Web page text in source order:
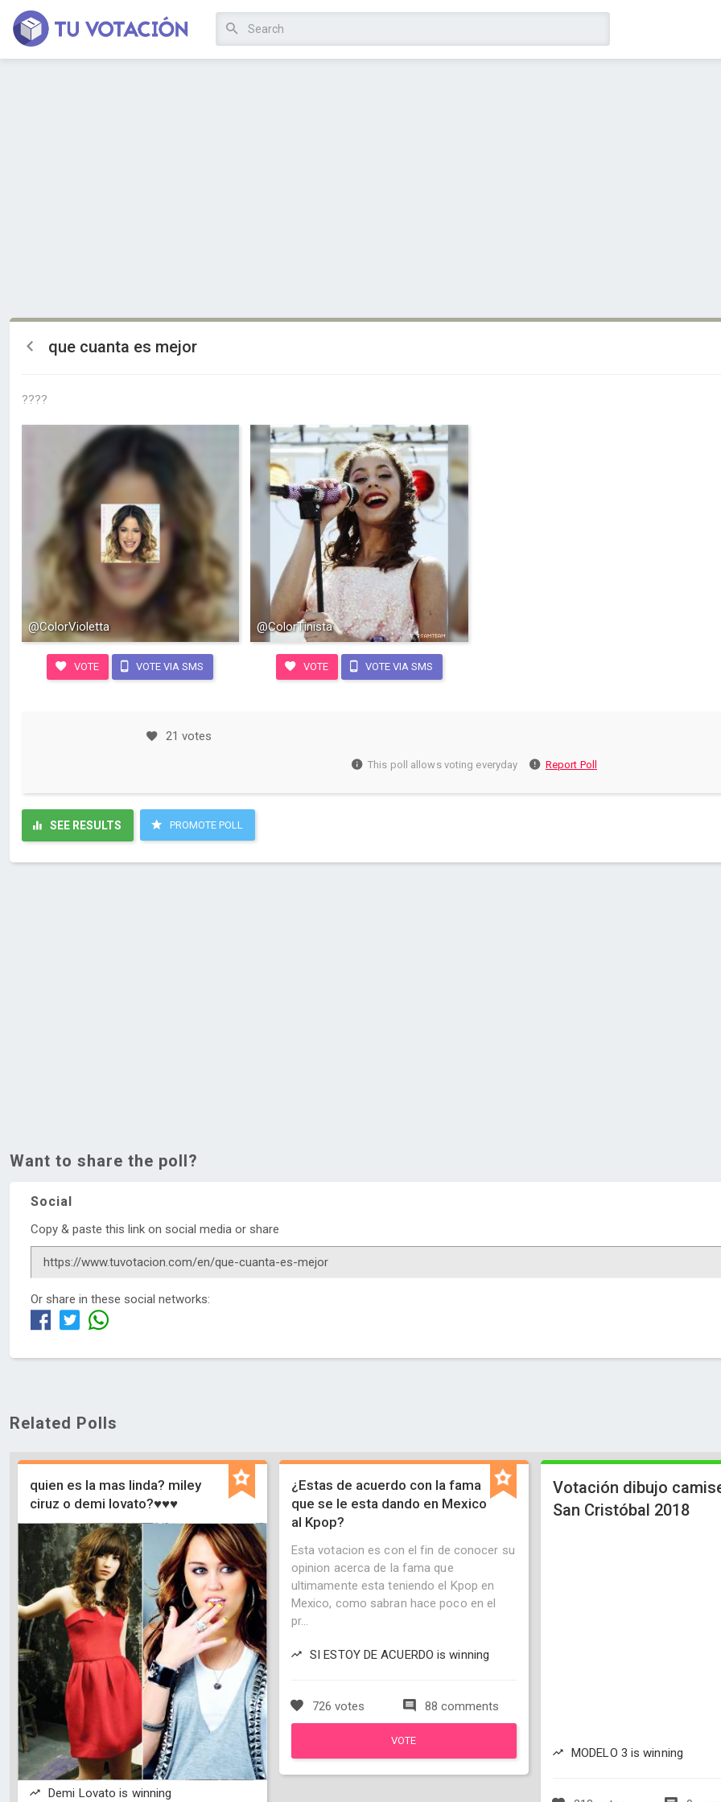
que cuanta es mejor
????
@ColorVioletta
VOTE VOTE VIA SMS
@ColorTinista
VOTE VOTE VIA SMS
21 votes
This poll allows voting everyday Report Poll
SEE RESULTS PROMOTE POLL
Want to share the poll?
Social
Copy & paste this link on social media or share
Or share in these social networks:
Related Polls
quien es la mas linda? miley
ciruz o demi lovato?♥♥♥
Demi Lovato is winning
¿Estas de acuerdo con la fama
que se le esta dando en Mexico
al Kpop?
Esta votacion es con el fin de conocer su
opinion acerca de la fama que
ultimamente esta teniendo el Kpop en
Mexico, como sabran hace poco en el
pr...
SI ESTOY DE ACUERDO is winning
726 votes 88 comments
VOTE
Votación dibujo
San Cristóbal 2018
MODELO 3 is winning